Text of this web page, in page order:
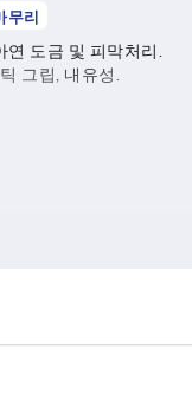
무리
연 도금 및 피막처리.
그립, 내유성.